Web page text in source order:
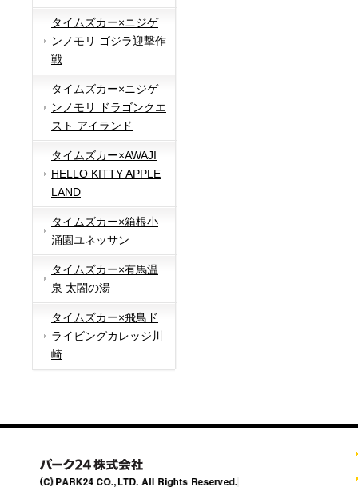
タイムズカー×ニジゲ
ンノモリ ゴジラ迎撃作
戦
タイムズカー×ニジゲ
ンノモリ ドラゴンクエ
スト アイランド
タイムズカー×AWAJI
HELLO KITTY APPLE
LAND
タイムズカー×箱根小
涌園ユネッサン
タイムズカー×有馬温
泉 太閤の湯
タイムズカー×飛鳥ド
ライビングカレッジ川
崎